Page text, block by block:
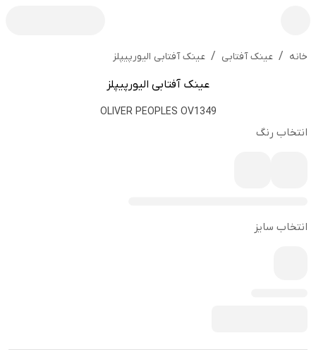
خانه / عینک آفتابی / عینک آفتابی الیورپیپلز
عینک آفتابی الیورپیپلز
OLIVER PEOPLES OV1349
انتخاب رنگ
انتخاب سایز